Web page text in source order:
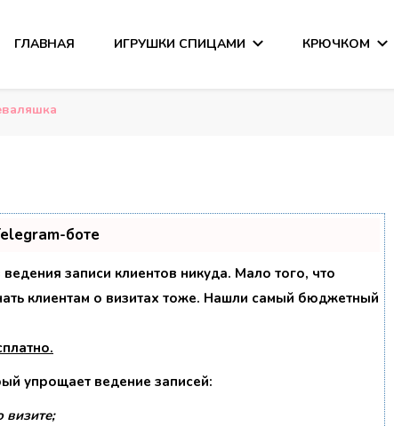
ГЛАВНАЯ ИГРУШКИ СПИЦАМИ КРЮЧКОМ
боте
записи клиентов никуда. Мало того, что
клиентам о визитах тоже. Нашли самый бюджетный
.
упрощает ведение записей:
визите;